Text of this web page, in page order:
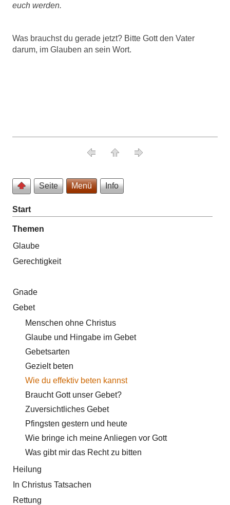
euch werden.
Was brauchst du gerade jetzt? Bitte Gott den Vater
darum, im Glauben an sein Wort.
Seite Menü Info
Start
Themen
Glaube
Gerechtigkeit
Gnade
Gebet
Menschen ohne Christus
Glaube und Hingabe im Gebet
Gebetsarten
Gezielt beten
Wie du effektiv beten kannst
Braucht Gott unser Gebet?
Zuversichtliches Gebet
Pfingsten gestern und heute
Wie bringe ich meine Anliegen vor Gott
Was gibt mir das Recht zu bitten
Heilung
In Christus Tatsachen
Rettung